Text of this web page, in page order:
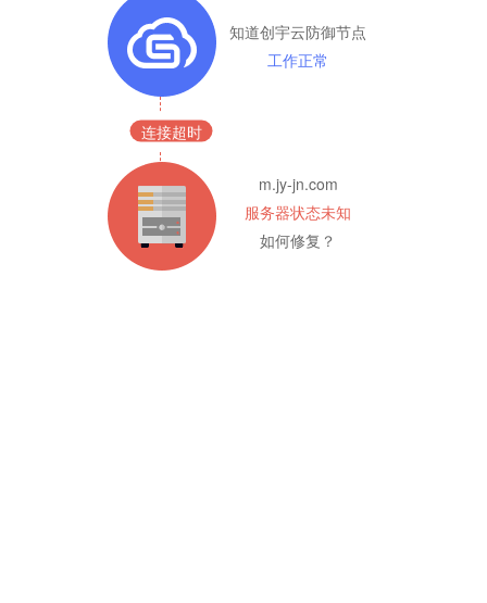
知道创宇云防御节点
工作正常
连接超时
m.jy-jn.com
服务器状态未知
如何修复？